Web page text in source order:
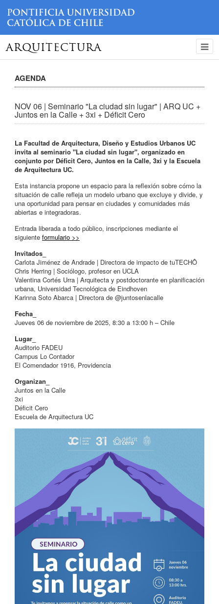
ARQUITECTURA
AGENDA
NOV 06 | Seminario "La ciudad sin lugar" | ARQ UC +
Juntos en la Calle + 3xi + Déficit Cero
La Facultad de Arquitectura, Diseño y Estudios Urbanos UC
invita al seminario "La ciudad sin lugar", organizado en
conjunto por Déficit Cero, Juntos en la Calle, 3xi y la Escuela
de Arquitectura UC.
Esta instancia propone un espacio para la reflexión sobre cómo la
situación de calle refleja un modelo urbano que excluye y divide, y
una oportunidad para pensar en ciudades y comunidades más
abiertas e integradoras.
Entrada liberada a todo público, inscripciones mediante el
siguiente formulario >>
Invitados_
Carlota Jiménez de Andrade | Directora de impacto de tuTECHÔ
Chris Herring | Sociólogo, profesor en UCLA
Valentina Cortés Urra | Arquitecta y postdoctorante en planificación
urbana, Universidad Tecnológica de Eindhoven
Karinna Soto Abarca | Directora de @juntosenlacalle
Fecha_
Jueves 06 de noviembre de 2025, 8:30 a 13:00 h – Chile
Lugar_
Auditorio FADEU
Campus Lo Contador
El Comendador 1916, Providencia
Organizan_
Juntos en la Calle
3xi
Déficit Cero
Escuela de Arquitectura UC